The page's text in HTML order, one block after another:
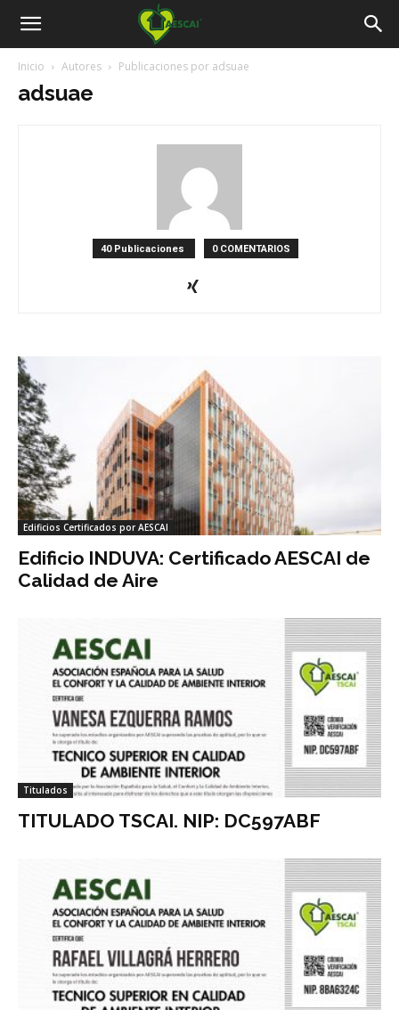
Aescai
Inicio Autores Publicaciones por adsuae
adsuae
40 Publicaciones 0 COMENTARIOS
Edificios Certificados por AESCAI
Edificio INDUVA: Certificado AESCAI de
Calidad de Aire
Titulados
TITULADO TSCAI. NIP: DC597ABF